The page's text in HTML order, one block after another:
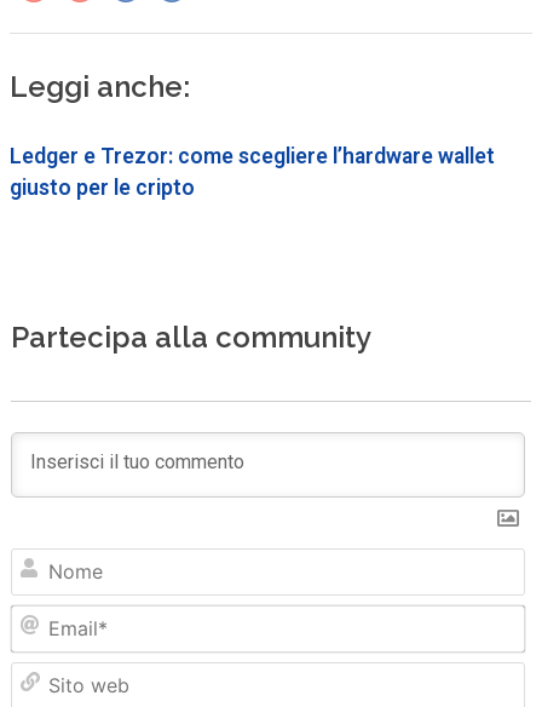
Leggi anche:
Ledger e Trezor: come scegliere l’hardware wallet
giusto per le cripto
Partecipa alla community